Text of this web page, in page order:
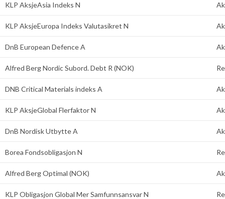
KLP AksjeAsia Indeks N
KLP AksjeEuropa Indeks Valutasikret N
DnB European Defence A
Alfred Berg Nordic Subord. Debt R (NOK)
DNB Critical Materials indeks A
KLP AksjeGlobal Flerfaktor N
DnB Nordisk Utbytte A
Borea Fondsobligasjon N
Alfred Berg Optimal (NOK)
KLP Obligasjon Global Mer Samfunnsansvar N